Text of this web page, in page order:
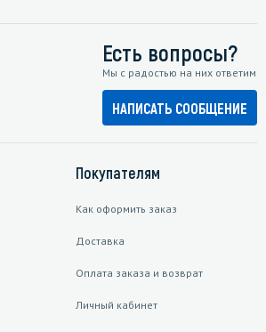
Есть вопросы?
Мы с радостью на них ответим
НАПИСАТЬ СООБЩЕНИЕ
Покупателям
Как оформить заказ
Доставка
Оплата заказа и возврат
Личный кабинет